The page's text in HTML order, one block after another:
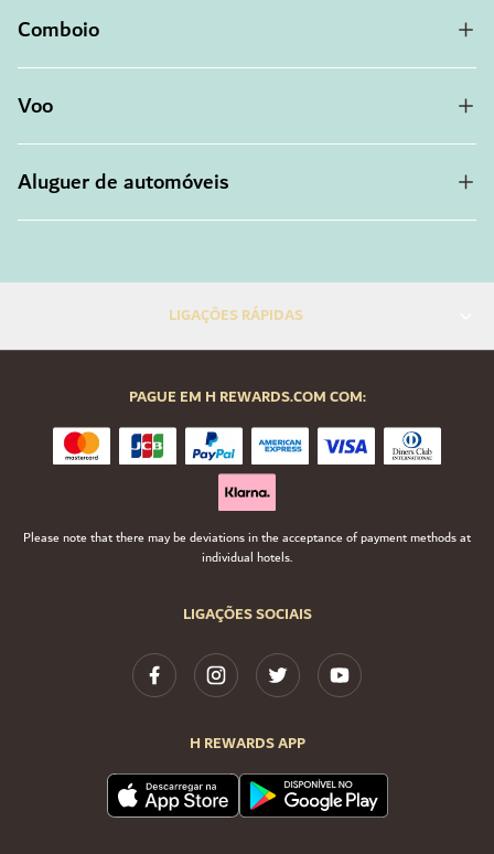
Comboio
Voo
Aluguer de automóveis
LIGAÇÕES RÁPIDAS
LIGAÇÕES SOCIAIS
H REWARDS APP
PAGUE EM H REWARDS.COM COM:
Please note that there may be deviations in the acceptance of payment methods at
individual hotels.